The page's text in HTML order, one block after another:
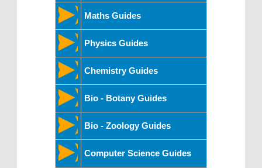
Maths Guides
Physics Guides
Chemistry Guides
Bio - Botany Guides
Bio - Zoology Guides
Computer Science Guides